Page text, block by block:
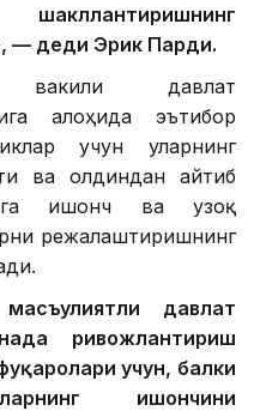
— деди Эрик Парди.
вакили давлат
алоҳида эътибор
учун уларнинг
ва олдиндан айтиб
ишонч ва узоқ
режалаштиришнинг
давлат
ривожлантириш
учун, балки
ишончини